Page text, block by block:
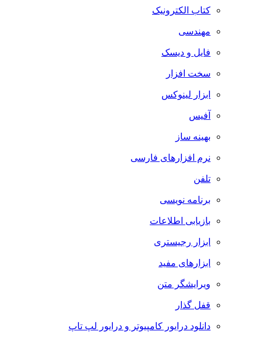
کتاب الکترونیک
مهندسی
فایل و دیسک
سخت افزار
ابزار لینوکس
آفیس
بهینه ساز
نرم افزارهای فارسی
تلفن
برنامه نویسی
بازیابی اطلاعات
ابزار رجیستری
ابزارهای مفید
ویرایشگر متن
قفل گذار
دانلود درایور کامپیوتر و درایور لپ تاپ